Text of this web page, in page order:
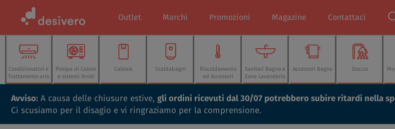
Outlet Marchi Promozioni Magazine Contattaci
Condizionatori e
Trattamento aria
Pompe di Calore
e sistemi ibridi
Caldaie Scaldabagni
Riscaldamento
ed Accessori
Sanitari Bagno e
Zona Lavanderia
Accessori Bagno Doccia
Avviso: A causa delle chiusure estive, gli ordini ricevuti dal 30/07 potrebbero subire ritardi nella
Ci scusiamo per il disagio e vi ringraziamo per la comprensione.